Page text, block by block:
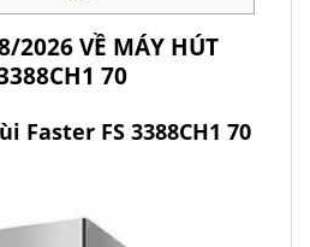
2026 VỀ MÁY HÚT
70
Faster FS 3388CH1 70